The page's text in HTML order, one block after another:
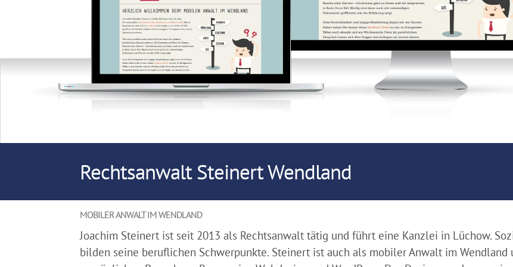
Rechtsanwalt Steinert Wendland
MOBILER ANWALT IM WENDLAND
Joachim Steinert ist seit 2013 als Rechtsanwalt tätig und führt eine Kanzlei in Lüchow.
bilden seine beruflichen Schwerpunkte. Steinert ist auch als mobiler Anwalt im